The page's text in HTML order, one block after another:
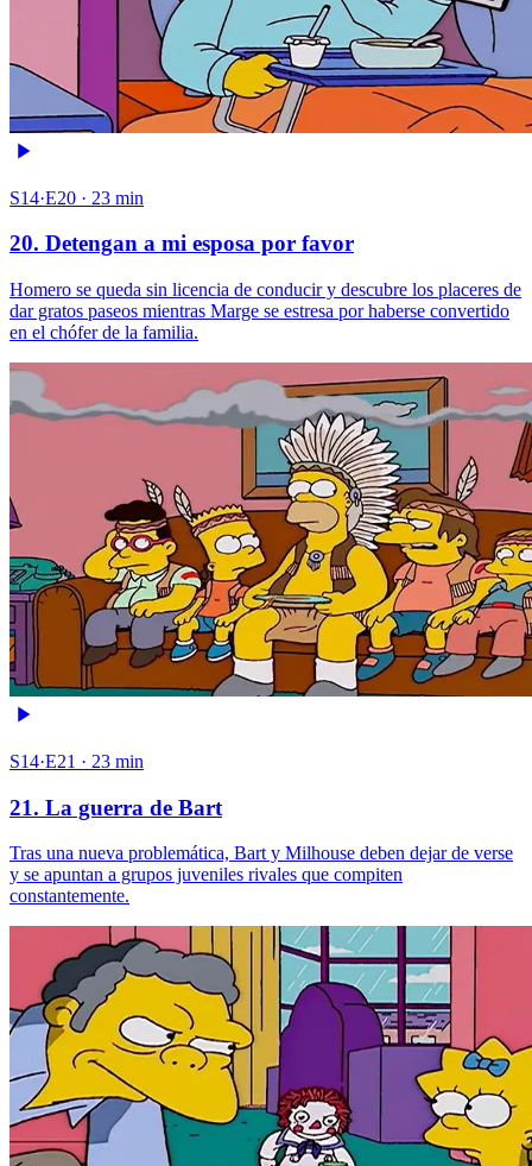
S14·E20 · 23 min
20. Detengan a mi esposa por favor
Homero se queda sin licencia de conducir y descubre los placeres de
dar gratos paseos mientras Marge se estresa por haberse convertido
en el chófer de la familia.
S14·E21 · 23 min
21. La guerra de Bart
Tras una nueva problemática, Bart y Milhouse deben dejar de verse
y se apuntan a grupos juveniles rivales que compiten
constantemente.